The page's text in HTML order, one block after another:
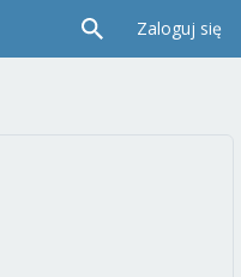
Zaloguj się